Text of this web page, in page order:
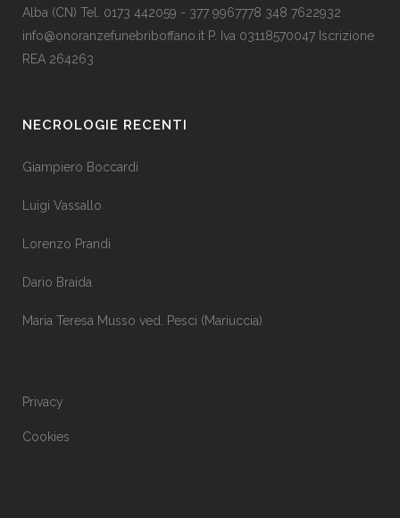
Alba (CN) Tel. 0173 442059 - 377 9967778 348 7622932
info@onoranzefunebriboffano.it P. Iva 03118570047 Iscrizione
REA 264263
NECROLOGIE RECENTI
Giampiero Boccardi
Luigi Vassallo
Lorenzo Prandi
Dario Braida
Maria Teresa Musso ved. Pesci (Mariuccia)
Privacy
Cookies